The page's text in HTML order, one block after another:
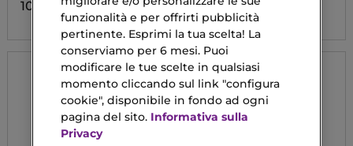
100,00 €
funzionalità e per offrirti pubblicità
pertinente. Esprimi la tua scelta! La
conserviamo per 6 mesi. Puoi
modificare le tue scelte in qualsiasi
momento cliccando sul link "configura
cookie", disponibile in fondo ad ogni
pagina del sito. Informativa sulla
Privacy